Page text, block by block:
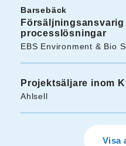
Barsebäck
processlösningar
EBS Environment & Bio
Projektsäljare inom
Ahlsell
Visa